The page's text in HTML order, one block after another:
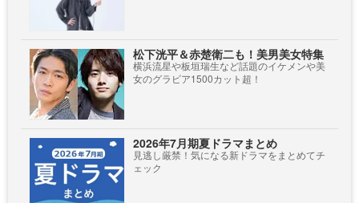
松下洸平＆赤楚衛二も！美男美女特集
横浜流星や板垣瑞生など話題のイケメンや美
女のグラビア1500カット超！
2026年7月期夏ドラマまとめ
見逃し厳禁！気になる新ドラマをまとめてチ
ェック